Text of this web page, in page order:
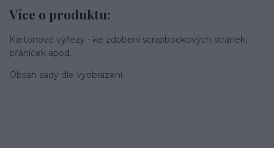
Více o produktu:
Kartonové výřezy - ke zdobení scrapbookových stránek,
přáníček apod.
Obsah sady dle vyobrazení.